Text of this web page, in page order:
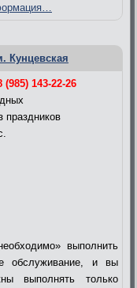
Кунцевская
(985) 143-22-26
праздников
выполнить
обслуживание, и вы
выполнять только